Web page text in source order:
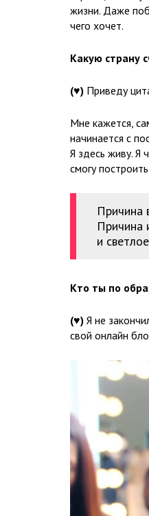
жизни. Даже
чего хочет.
Какую страну
(♥) Приведу
Мне кажется,
начинается с
Я здесь живу. Я
смогу
Причина
Причина
и
Кто ты по
(♥) Я не
свой онлайн